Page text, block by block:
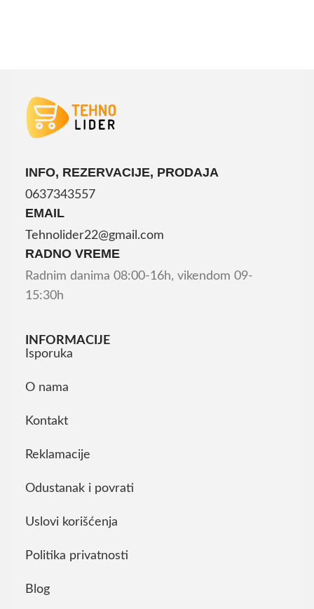
INFO, REZERVACIJE, PRODAJA
0637343557
EMAIL
Tehnolider22@gmail.com
RADNO VREME
Radnim danima 08:00-16h, vikendom 09-
15:30h
INFORMACIJE
Isporuka
O nama
Kontakt
Reklamacije
Odustanak i povrati
Uslovi korišćenja
Politika privatnosti
Blog